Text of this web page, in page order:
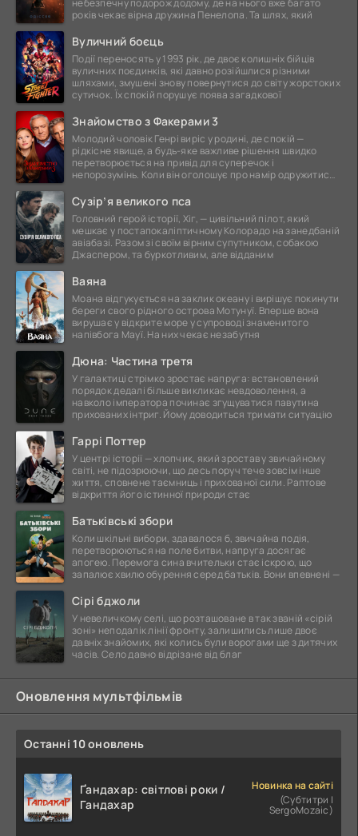
років чекає вірна дружина Пенелопа. Та шлях, який
Вуличний боєць
Події переносять у 1993 рік, де двоє колишніх бійців
вуличних поєдинків, які давно розійшлися різними
шляхами, змушені знову повернутися до світу жорстоких
сутичок. Їх спокій порушує поява загадкової
Знайомство з Факерами 3
Молодий чоловік Генрі виріс у родині, де спокій —
рідкісне явище, а будь-яке важливе рішення швидко
перетворюється на привід для суперечок і
непорозумінь. Коли він оголошує про намір одружитися,
Сузір’я великого пса
Головний герой історії, Хіг, — цивільний пілот, який
мешкає у постапокаліптичному Колорадо на занедбаній
авіабазі. Разом зі своїм вірним супутником, собакою
Джаспером, та буркотливим, але відданим
Ваяна
Моана відгукується на заклик океану і вирішує покинути
береги свого рідного острова Мотунуї. Вперше вона
вирушає у відкрите море у супроводі знаменитого
напівбога Мауї. На них чекає незабутня
Дюна: Частина третя
У галактиці стрімко зростає напруга: встановлений
порядок дедалі більше викликає невдоволення, а
навколо імператора починає згущуватися павутина
прихованих інтриг. Йому доводиться тримати ситуацію
Гаррі Поттер
У центрі історії — хлопчик, який зростав у звичайному
світі, не підозрюючи, що десь поруч тече зовсім інше
життя, сповнене таємниць і прихованої сили. Раптове
відкриття його істинної природи стає
Батьківські збори
Коли шкільні вибори, здавалося б, звичайна подія,
перетворюються на поле битви, напруга досягає
апогею. Перемога сина вчительки стає іскрою, що
запалює хвилю обурення серед батьків. Вони впевнені —
Сірі бджоли
У невеличкому селі, що розташоване в так званій «сірій
зоні» неподалік лінії фронту, залишились лише двоє
давніх знайомих, які колись були ворогами ще з дитячих
часів. Село давно відрізане від благ
Оновлення мультфільмів
Останні 10 оновлень
Ґандахар: світлові роки /
Гандахар
Новинка на сайті
(Субтитри |
SergoMozaic)